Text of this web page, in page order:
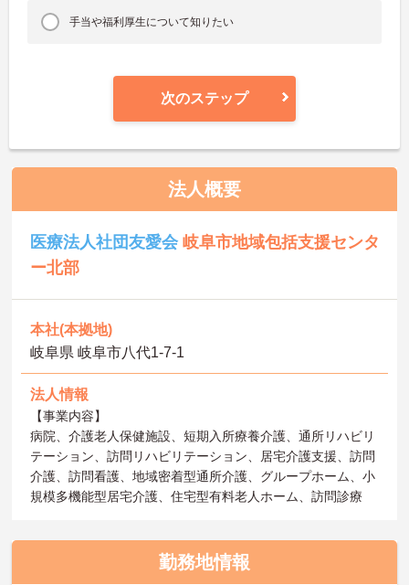
手当や福利厚生について知りたい
次のステップ
法人概要
医療法人社団友愛会岐阜市地域包括支援センタ
ー北部
本社(本拠地)
岐阜県 岐阜市八代1-7-1
法人情報
【事業内容】
病院、介護老人保健施設、短期入所療養介護、通所リハビリ
テーション、訪問リハビリテーション、居宅介護支援、訪問
介護、訪問看護、地域密着型通所介護、グループホーム、小
規模多機能型居宅介護、住宅型有料老人ホーム、訪問診療
勤務地情報